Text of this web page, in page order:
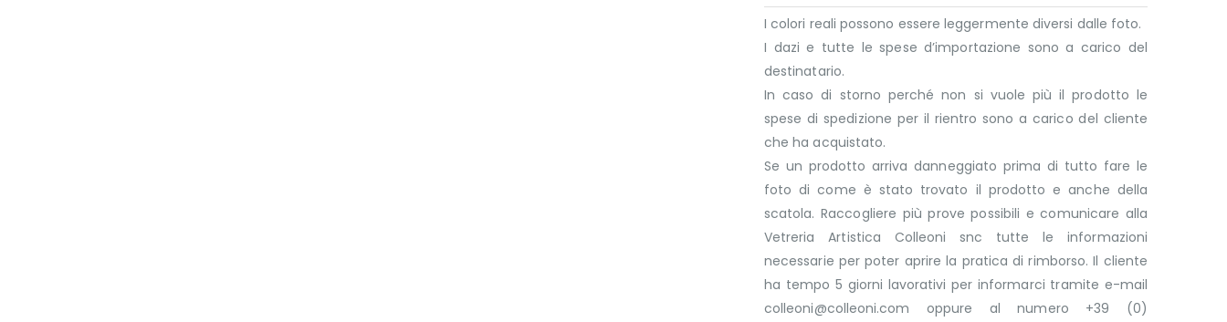
I colori reali possono essere leggermente diversi dalle foto.
I dazi e tutte le spese d’importazione sono a carico del
destinatario.
In caso di storno perché non si vuole più il prodotto le
spese di spedizione per il rientro sono a carico del cliente
che ha acquistato.
Se un prodotto arriva danneggiato prima di tutto fare le
foto di come è stato trovato il prodotto e anche della
scatola. Raccogliere più prove possibili e comunicare alla
Vetreria Artistica Colleoni snc tutte le informazioni
necessarie per poter aprire la pratica di rimborso. Il cliente
ha tempo 5 giorni lavorativi per informarci tramite e-mail
colleoni@colleoni.com oppure al numero +39 (0)